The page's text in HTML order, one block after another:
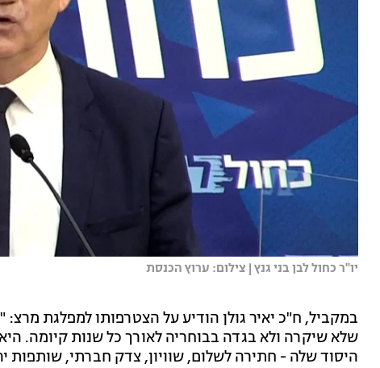
יו''ר כחול לבן בני גנץ | צילום: ערוץ הכנסת
במקביל, ח"כ יאיר גולן הודיע על הצטרפותו למפלגת
שלא שיקרה ולא בגדה בבוחריה לאורך כל שנות קיומה.
היסוד שלה - חתירה לשלום, שוויון, צדק חברתי,